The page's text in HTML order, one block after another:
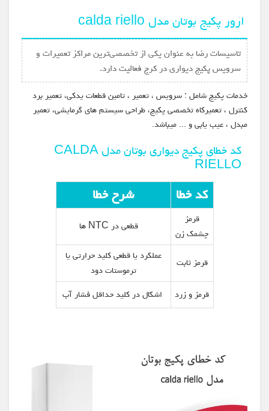
ارور پکیج بوتان مدل calda riello
تاسیسات رضا به عنوان یکی از تخصصی‌ترین مراکز تعمیرات و
سرویس پکیج دیواری در کرج فعالیت دارد.
خدمات پکیج شامل : سرویس ، تعمیر ، تامین قطعات یدکی، تعمیر برد
کنترل ، تعمیرکاه تخصصی پکیج، طراحی سیستم های گرمایشی، تعمیر
مبدل ، عیب یابی و ... میباشد.
کد خطای پکیج دیواری بوتان مدل CALDA
RIELLO
کد خطا شرح خطا
قرمز
چشمک زن
قطعی در NTC ها
قرمز ثابت
عملکرد يا قطعی کليد حرارتی يا
ترموستات دود
قرمز و زرد
اشکال در کليد حداقل فشار آب